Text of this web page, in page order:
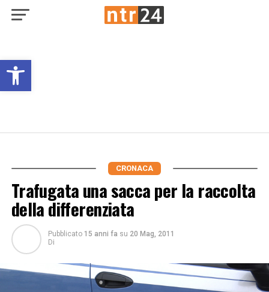
Open toolbar
CRONACA
Trafugata una sacca per la raccolta
della differenziata
Pubblicato 15 anni fa su 20 Mag, 2011
Di